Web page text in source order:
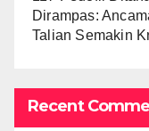
Dirampas:
Talian Semakin
Recent